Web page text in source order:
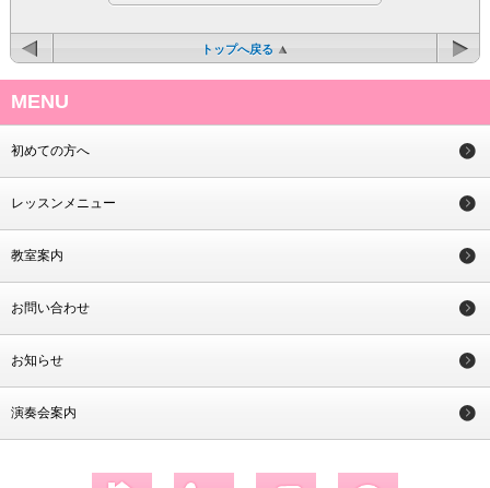
トップへ戻る
MENU
初めての方へ
レッスンメニュー
教室案内
お問い合わせ
お知らせ
演奏会案内